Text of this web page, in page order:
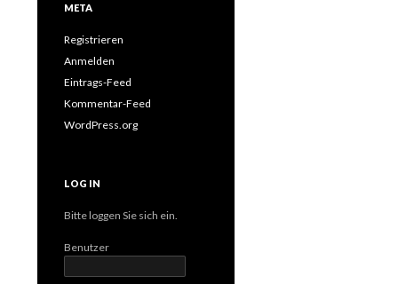
META
Registrieren
Anmelden
Eintrags-Feed
Kommentar-Feed
WordPress.org
LOG IN
Bitte loggen Sie sich ein.
Benutzer